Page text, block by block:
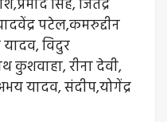
सिंह, जितेंद्र
पटेल,कमरुद्दीन
यादव, विदुर
कुशवाहा, रीना देवी,
अभय यादव, संदीप,योगेंद्र